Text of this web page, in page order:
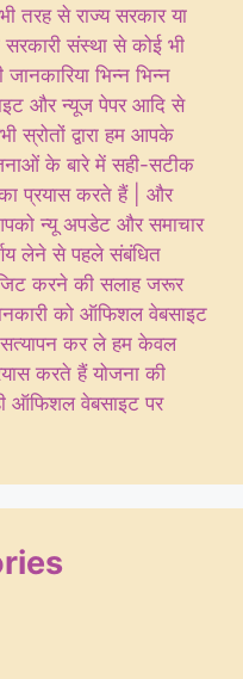
तरह से राज्य सरकार या
संस्था से कोई भी
भिन्न भिन्न
और न्यूज पेपर आदि से
स्रोतों द्वारा हम आपके
के बारे में सही-सटीक
प्रयास करते हैं | और
न्यू अपडेट और समाचार
लेने से पहले संबंधित
करने की सलाह जरूर
को ऑफिशल वेबसाइट
कर ले हम केवल
करते हैं योजना की
ऑफिशल वेबसाइट पर